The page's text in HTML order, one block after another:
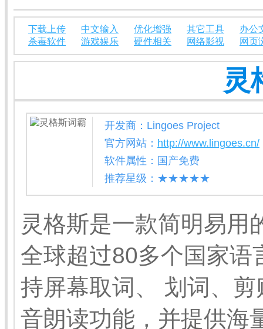
下载上传 中文输入 优化增强 其它工具
办公
杀毒软件
游戏娱乐 硬件相关 网络影视 网页
灵
开发商：Lingoes Project
官方网站： http://www.lingoes.cn/
软件属性：国产免费
推荐星级：★★★★★
灵格斯是一款简明易用
全球超过80多个国家语
持屏幕取词、 划词、
音朗读功能，并提供海